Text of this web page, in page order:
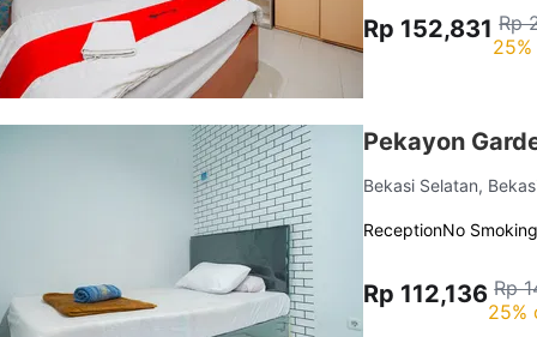
Rp 152,831 Rp
Pekayon
Bekasi Selatan,
ReceptionNo
Rp 112,136 Rp
25%